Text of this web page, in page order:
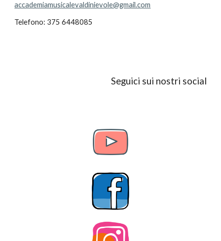
accademiamusicalevaldinievole@gmail.com
Telefono: 375 6448085
Seguici sui nostri social